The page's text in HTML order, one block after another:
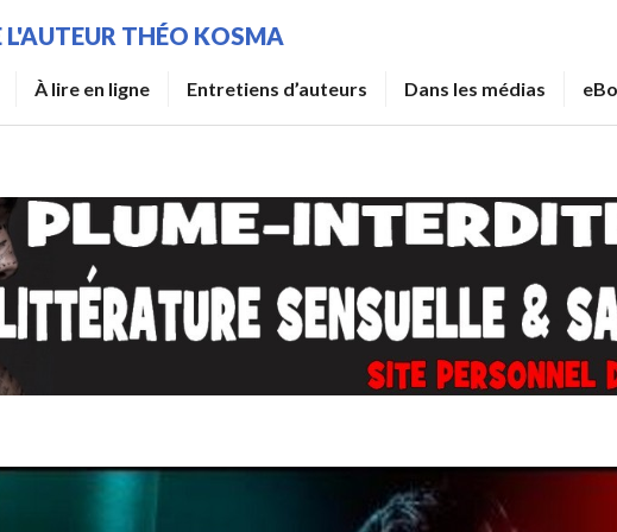
L'AUTEUR THÉO KOSMA
À lire en ligne Entretiens d’auteurs Dans les médias